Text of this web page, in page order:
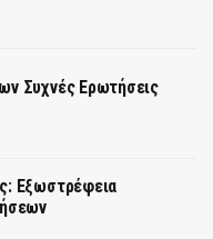
Συχνές Ερωτήσεις
Εξωστρέφεια